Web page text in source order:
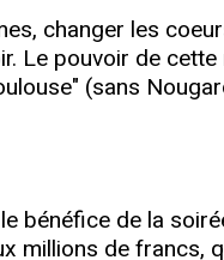
changer les
Le pouvoir de
(sans
bénéfice de la
millions de francs,